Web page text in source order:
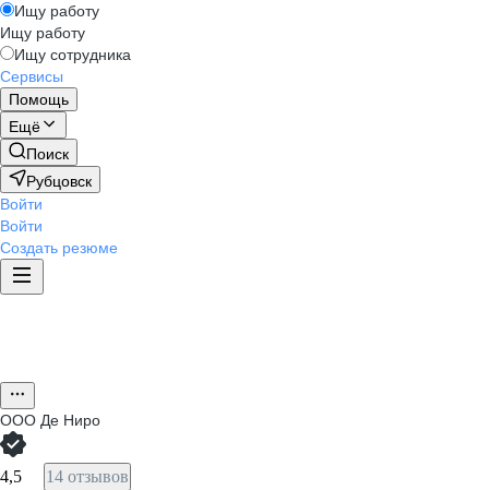
Ищу работу
Ищу работу
Ищу сотрудника
Сервисы
Помощь
Ещё
Поиск
Рубцовск
Войти
Войти
Создать резюме
ООО Де Ниро
4,5 14 отзывов